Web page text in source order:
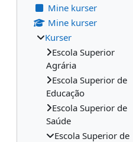
Mine kurser
Mine kurser
Kurser
Escola Superior
Agrária
Escola Superior de
Educação
Escola Superior de
Saúde
Escola Superior de